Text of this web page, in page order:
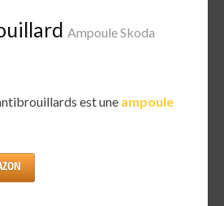
Ampoule Skoda
est une ampoule